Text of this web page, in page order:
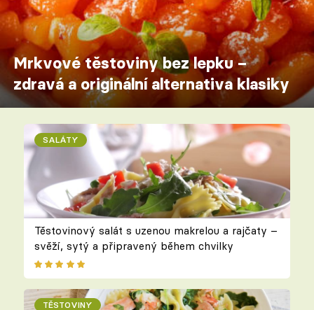
Mrkvové těstoviny bez lepku –
zdravá a originální alternativa klasiky
SALÁTY
Těstovinový salát s uzenou makrelou a rajčaty –
svěží, sytý a připravený během chvilky
TĚSTOVINY